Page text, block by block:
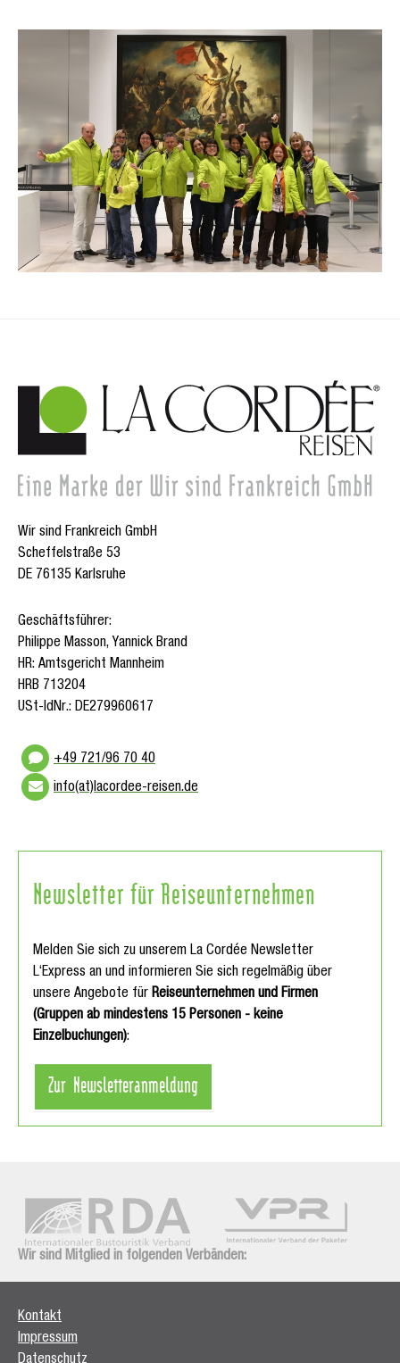
Wir sind Frankreich GmbH
Scheffelstraße 53
DE 76135 Karlsruhe
Geschäftsführer:
Philippe Masson, Yannick Brand
HR: Amtsgericht Mannheim
HRB 713204
USt-IdNr.: DE279960617
+49 721/96 70 40
info(at)lacordee-reisen.de
Newsletter für Reiseunternehmen
Melden Sie sich zu unserem La Cordée Newsletter
L‘Express an und informieren Sie sich regelmäßig über
unsere Angebote für Reiseunternehmen und Firmen
(Gruppen ab mindestens 15 Personen - keine
Einzelbuchungen):
Zur Newsletteranmeldung
Wir sind Mitglied in folgenden Verbänden:
Kontakt
Impressum